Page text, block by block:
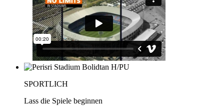
SPORTLICH
Lass die Spiele beginnen